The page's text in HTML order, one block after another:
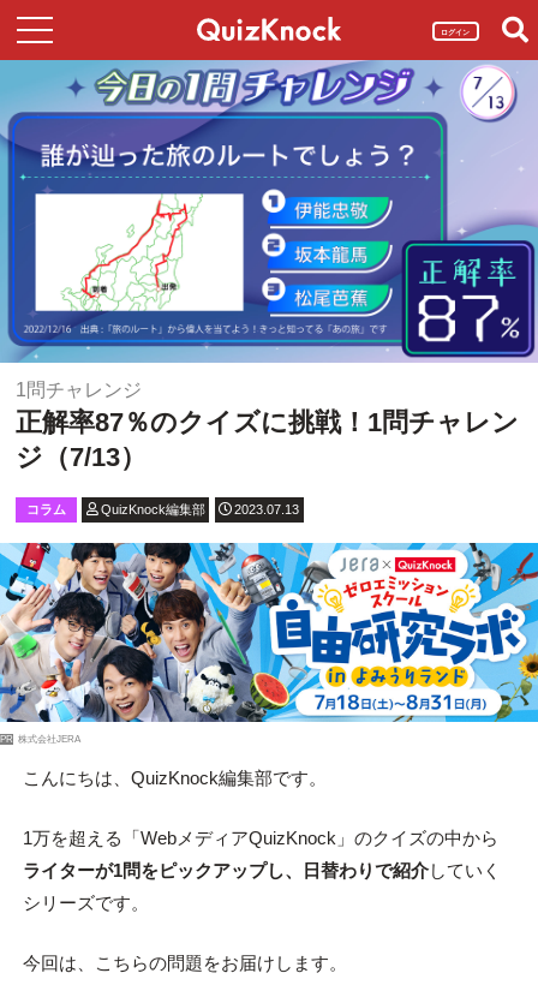
ログイン
1問チャレンジ
正解率87％のクイズに挑戦！1問チャレン
ジ（7/13）
コラム QuizKnock編集部 2023.07.13
PR 株式会社JERA
こんにちは、QuizKnock編集部です。
1万を超える「WebメディアQuizKnock」のクイズの中から
ライターが1問をピックアップし、日替わりで紹介していく
シリーズです。
今回は、こちらの問題をお届けします。